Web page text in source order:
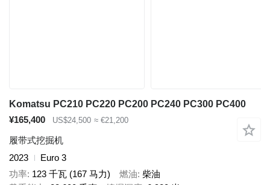
Komatsu PC210 PC220 PC200 PC240 PC300 PC400
¥165,400
US$24,500 ≈ €21,200
履带式挖掘机
2023
Euro 3
功率 123 千瓦 (167 马力) 燃油 柴油